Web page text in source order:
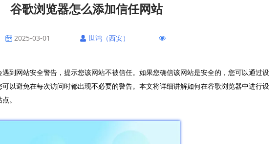
谷歌浏览器怎么添加信任网站
2025-03-01 世鸿（西安）
到网站安全警告，提示您该网站不被信任。如果您确信该网站是安全的，您可以通过设
以避免在每次访问时都出现不必要的警告。本文将详细讲解如何在谷歌浏览器中进行设
。